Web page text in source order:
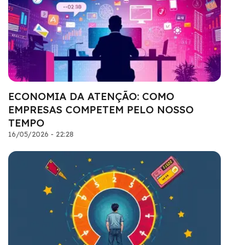
ECONOMIA DA ATENÇÃO: COMO
EMPRESAS COMPETEM PELO NOSSO
TEMPO
16/05/2026 - 22:28